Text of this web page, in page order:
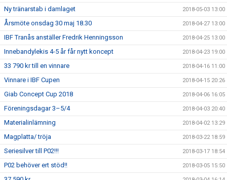
Ny tränarstab i damlaget 2018-05-03 13:00
Årsmöte onsdag 30 maj 18.30 2018-04-27 13:00
IBF Tranås anställer Fredrik Henningsson 2018-04-25 13:00
Innebandylekis 4-5 år får nytt koncept 2018-04-23 19:00
33 790 kr till en vinnare 2018-04-16 11:00
Vinnare i IBF Cupen 2018-04-15 20:26
Giab Concept Cup 2018 2018-04-06 16:05
Föreningsdagar 3–5/4 2018-04-03 20:40
Materialinlämning 2018-04-02 13:29
Magplatta/ tröja 2018-03-22 18:59
Seriesilver till P02!!! 2018-03-17 18:54
P02 behöver ert stöd!! 2018-03-05 15:50